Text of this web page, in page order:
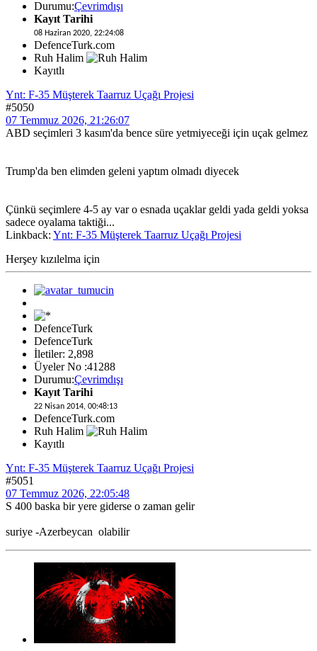
Durumu:Çevrimdışı
Kayıt Tarihi
08 Haziran 2020, 22:24:08
DefenceTurk.com
Ruh Halim
Kayıtlı
Ynt: F-35 Müşterek Taarruz Uçağı Projesi
#5050
07 Temmuz 2026, 21:26:07
ABD seçimleri 3 kasım'da bence süre yetmiyeceği için uçak gelmez
Trump'da ben elimden geleni yaptım olmadı diyecek
Çünkü seçimlere 4-5 ay var o esnada uçaklar geldi yada geldi yoksa
sadece oyalama taktiği...
Linkback: Ynt: F-35 Müşterek Taarruz Uçağı Projesi
Herşey kızılelma için
DefenceTurk
DefenceTurk
İletiler: 2,898
Üyeler No :41288
Durumu:Çevrimdışı
Kayıt Tarihi
22 Nisan 2014, 00:48:13
DefenceTurk.com
Ruh Halim
Kayıtlı
Ynt: F-35 Müşterek Taarruz Uçağı Projesi
#5051
07 Temmuz 2026, 22:05:48
S 400 baska bir yere giderse o zaman gelir
suriye -Azerbeycan olabilir